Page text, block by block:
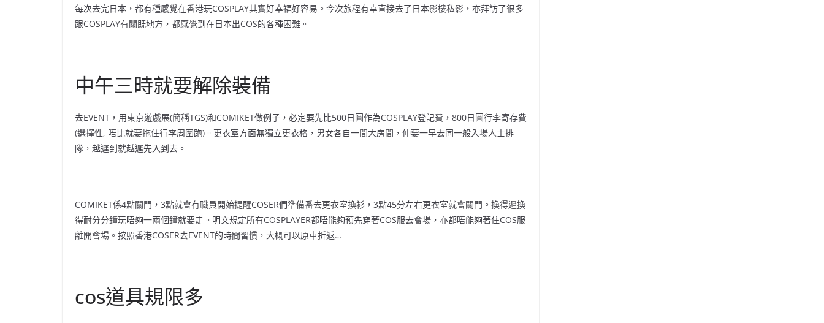
每次去完日本，都有種感覺在香港玩COSPLAY其實好幸福好容易。今次旅程有幸直接去了日本影樓私影，亦拜訪了很多
跟COSPLAY有關既地方，都感覺到在日本出COS的各種困難。
中午三時就要解除裝備
去EVENT，用東京遊戲展(簡稱TGS)和COMIKET做例子，必定要先比500日圓作為COSPLAY登記費，800日圓行李寄存費
(選擇性, 唔比就要拖住行李周圍跑)。更衣室方面無獨立更衣格，男女各自一間大房間，仲要一早去同一般入場人士排
隊，越遲到就越遲先入到去。
COMIKET係4點關門，3點就會有職員開始提醒COSER們準備番去更衣室換衫，3點45分左右更衣室就會關門。換得遲換
得耐分分鐘玩唔夠一兩個鐘就要走。明文規定所有COSPLAYER都唔能夠預先穿著COS服去會場，亦都唔能夠著住COS服
離開會場。按照香港COSER去EVENT的時間習慣，大概可以原車折返…
cos道具規限多